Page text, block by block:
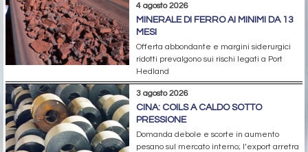
4 agosto 2026
MINERALE DI FERRO AI MINIMI DA 13
MESI
Offerta abbondante e margini siderurgici
ridotti prevalgono sui rischi legati a Port
Hedland
3 agosto 2026
CINA: COILS A CALDO SOTTO
PRESSIONE
Domanda debole e scorte in aumento
pesano sul mercato interno; l’export arretra